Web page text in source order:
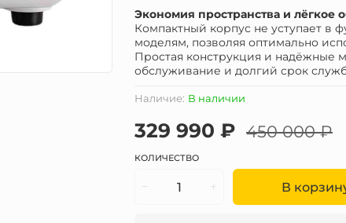
Наличие: В наличии
329 990 ₽ 450 000 ₽
КОЛИЧЕСТВО
В
Экономия пространства и лёгкое
Компактный корпус не уступает в
моделям, позволяя оптимально
Простая конструкция и надёжные
обслуживание и долгий срок